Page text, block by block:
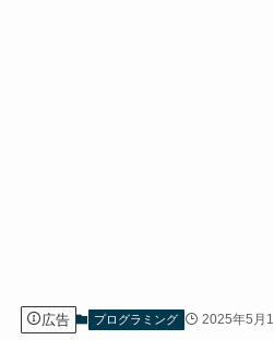
広告 プログラミング 2025年5月